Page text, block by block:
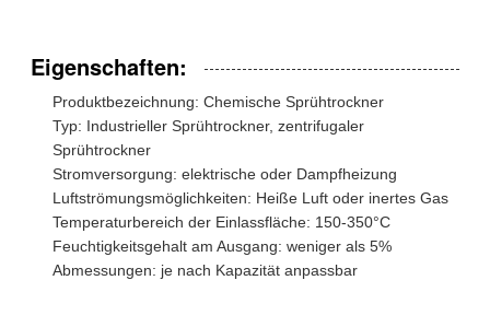
Eigenschaften:
Produktbezeichnung: Chemische Sprühtrockner
Typ: Industrieller Sprühtrockner, zentrifugaler
Sprühtrockner
Stromversorgung: elektrische oder Dampfheizung
Luftströmungsmöglichkeiten: Heiße Luft oder inertes Gas
Temperaturbereich der Einlassfläche: 150-350°C
Feuchtigkeitsgehalt am Ausgang: weniger als 5%
Abmessungen: je nach Kapazität anpassbar